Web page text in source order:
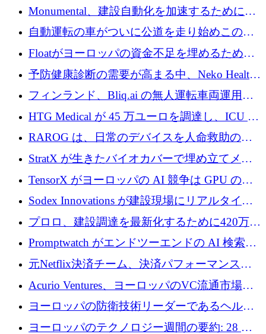
ー交換ネットワークを構築している
Monumental、建設自動化を加速するためにシ
リーズ B で 3,200 万ドルを確保
自動運転の車がついに公道を走り始めこの国
が世界をリードしようとしている
Floatがヨーロッパの資金不足を埋めるために
シリーズAで450万ユーロを調達
予防健康診断の需要が高まる中、Neko Health
が 7 億ドルを調達
フィンランド、Bliq.ai の無人運転車両運用を
認可
HTG Medical が 45 万ユーロを調達し、ICU の
尿モニタリングを自動化するための MDR 認
証を獲得
RAROG は、日常のデバイスを人命救助の救
助ビーコンに変えるために 16 万 2,000 ユーロ
StratX が生きたバイオカバーで埋め立てメタ
ン対策に 119 万ドルを調達
TensorX がヨーロッパの AI 競争は GPU の所
有者によって決まると考える理由
Sodex Innovations が建設現場にリアルタイム
のインテリジェンスをもたらすために 400 万
ユーロを確保
プロロ、建設調達を最新化するために420万ポ
ンドを調達
Promptwatch がエンドツーエンドの AI 検索最
適化プラットフォームを拡張するために 600
万ユーロを調達
元Netflix決済チーム、決済パフォーマンスプ
ラットフォームNopanのためにこれまでに720
万ユーロを調達
Acurio Ventures、ヨーロッパのVC流通市場の
流動性を解放するために1億1,500万ユーロの
ファンドを立ち上げる
ヨーロッパの防衛技術リーダーであるヘルシ
ングは、180億ドルの評価額で18億ドルのシリ
ヨーロッパのテクノロジー週間の要約: 28 億